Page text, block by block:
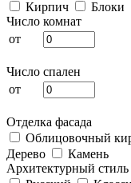
Кирпич
Блоки
Число комнат
от
Число спален
от
Отделка фасада
Облицовочный
Дерево
Камень
Архитектурный стиль